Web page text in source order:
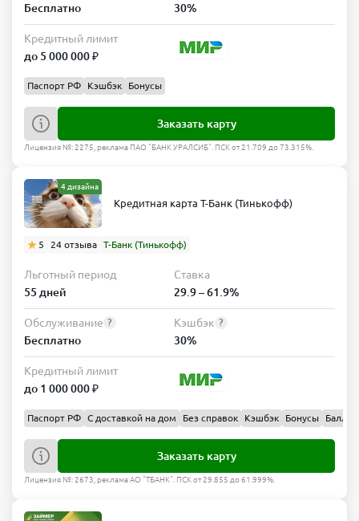
Бесплатно 30%
Кредитный лимит
до 5 000 000 ₽
Паспорт РФ Кэшбэк Бонусы
Заказать карту
Лицензия №: 2275, реклама ПАО "БАНК УРАЛСИБ". ПСК от 21.709 до 73.315%.
4 дизайна
Кредитная карта Т-Банк (Тинькофф)
5 24 отзыва Т-Банк (Тинькофф)
Льготный период
55 дней
Ставка
29.9 – 61.9%
Обслуживание ?
Бесплатно
Кэшбэк ?
30%
Кредитный лимит
до 1 000 000 ₽
Паспорт РФ С доставкой на дом Без справок Кэшбэк Бонусы Баллы
Заказать карту
Лицензия №: 2673, реклама АО "ТБАНК". ПСК от 29.855 до 61.999%.